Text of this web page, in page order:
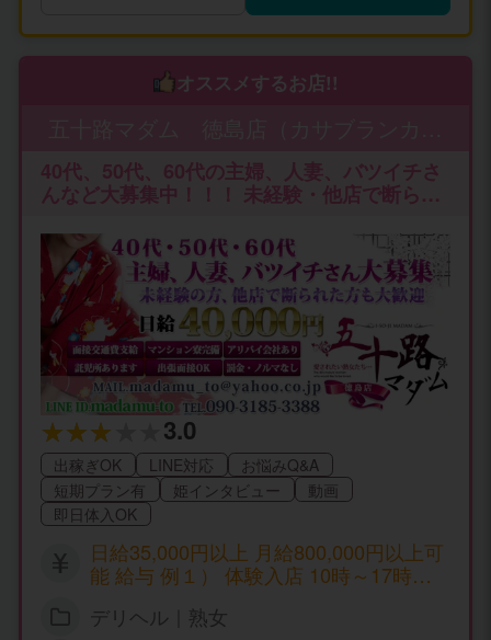
オススメするお店!!
ループ）
40代、50代、60代の主婦、人妻、バツイチさ
んなど大募集中！！！ 未経験・他店で断られ
3.0
出稼ぎOK LINE対応
お悩みQ&A
短期プラン有
姫インタビュー
動画
即日体入OK
日給35,000円以上 月給800,000円以上可
能 給与 例１） 体験入店 10時～17時（7
4～5日 出勤 325,000円/月（平均） 例
デリヘル｜熟女